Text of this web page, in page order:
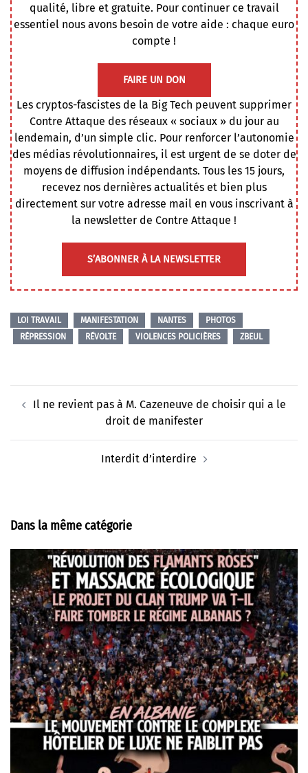
qualité, libre et gratuite. Pour continuer ce travail
essentiel nous avons besoin de votre aide : chaque euro
compte !
FAIRE UN DON
Les cryptos-fascistes de la Big Tech peuvent supprimer
Contre Attaque des réseaux « sociaux » du jour au
lendemain, d’un simple clic. Pour renforcer l’autonomie
des médias révolutionnaires, il est urgent de se doter de
moyens de diffusion indépendants. Tous les 15 jours,
recevez nos dernières actualités et bien plus
directement sur votre adresse mail en vous inscrivant à
la newsletter de Contre Attaque !
S’ABONNER À LA NEWSLETTER
LOI TRAVAIL MANIFESTATION NANTES
PHOTOS
RÉPRESSION
RÉVOLTE VIOLENCES POLICIÈRES ZBEUL
d’article
Il ne revient pas à M. Cazeneuve de choisir qui a le
droit de manifester
Interdit d’interdire
Dans la même catégorie